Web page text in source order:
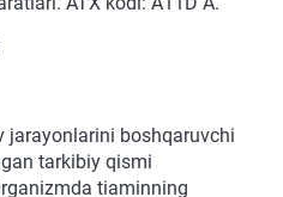
jarayonlarini boshqaruvchi
tarkibiy qismi
tiaminning